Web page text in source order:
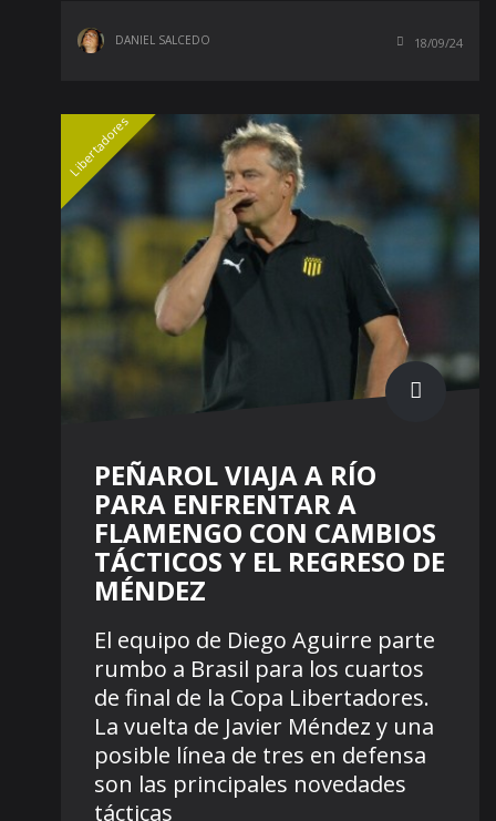
DANIEL SALCEDO 18/09/24
Libertadores
PEÑAROL VIAJA A RÍO
PARA ENFRENTAR A
FLAMENGO CON CAMBIOS
TÁCTICOS Y EL REGRESO DE
MÉNDEZ
El equipo de Diego Aguirre parte
rumbo a Brasil para los cuartos
de final de la Copa Libertadores.
La vuelta de Javier Méndez y una
posible línea de tres en defensa
son las principales novedades
tácticas